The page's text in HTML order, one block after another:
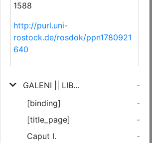
1588
http://purl.uni-
rostock.de/rosdok/ppn1780921
640
GALENI || LIBELLVS || QVOS PVRGARE CON-||VENIAT QVIBVS MEDI-||CAMENTIS ET QVO TEM-||PORE.|| Johanne Guinterio An-||dernaco interprete.||
-
[binding]
-
[title_page]
-
Caput I.
-